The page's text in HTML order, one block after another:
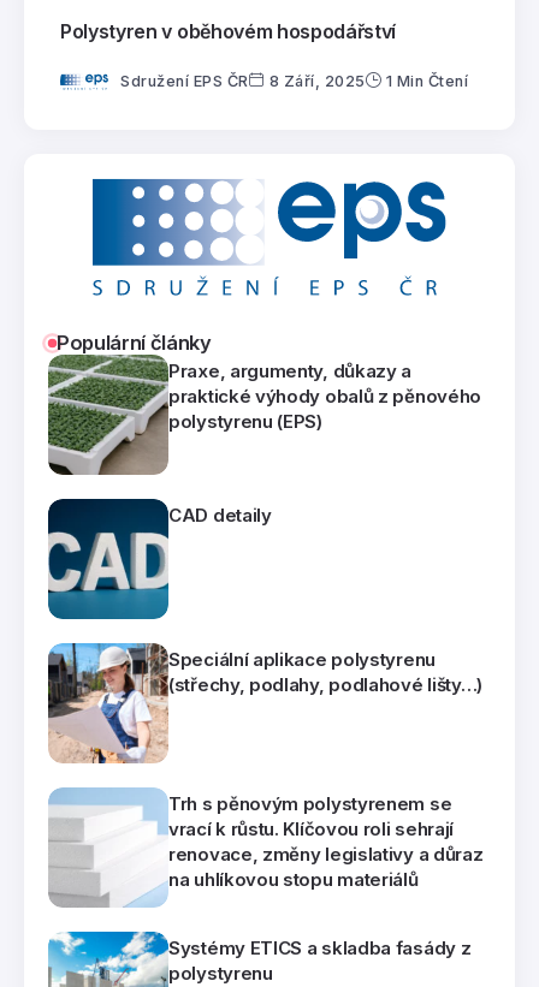
Polystyren v oběhovém hospodářství
Sdružení EPS ČR 8 Září, 2025 1 Min Čtení
Populární články
Praxe, argumenty, důkazy a
praktické výhody obalů z pěnového
polystyrenu (EPS)
CAD detaily
Speciální aplikace polystyrenu
(střechy, podlahy, podlahové lišty…)
Trh s pěnovým polystyrenem se
vrací k růstu. Klíčovou roli sehrají
renovace, změny legislativy a důraz
na uhlíkovou stopu materiálů
Systémy ETICS a skladba fasády z
polystyrenu